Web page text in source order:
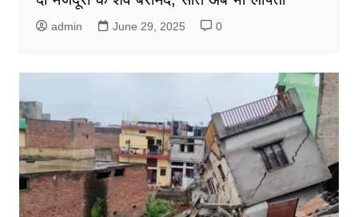
admin June 29, 2025 0